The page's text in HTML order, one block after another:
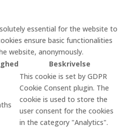
essential for the website to
ensure basic functionalities
website, anonymously.
Beskrivelse
This cookie is set by GDPR
Cookie Consent plugin. The
cookie is used to store the
user consent for the cookies
in the category "Analytics".